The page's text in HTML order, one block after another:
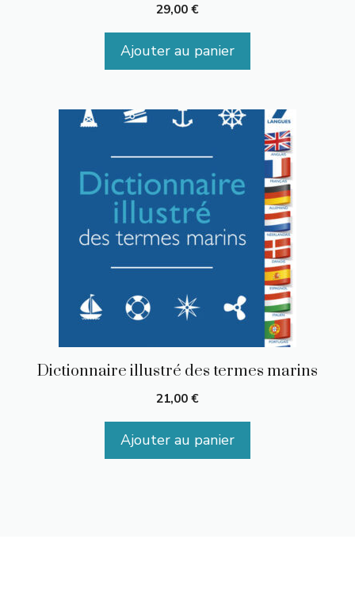
29,00€
Ajouter au panier
Dictionnaire illustré des termes marins
21,00€
Ajouter au panier